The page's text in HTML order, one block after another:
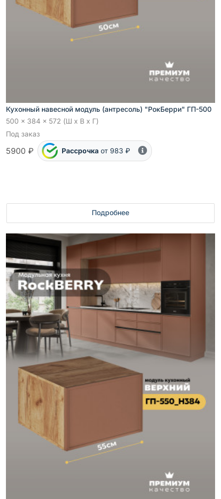
Кухонный навесной модуль (антресоль) "РокБерри" ГП-500
500 x 384 x 572 (Ш x В x Г)
Под заказ
5900 ₽ Рассрочка от 983 ₽
Подробнее